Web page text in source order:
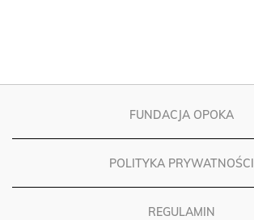
FUNDACJA OPOKA
POLITYKA PRYWATNOŚCI
REGULAMIN